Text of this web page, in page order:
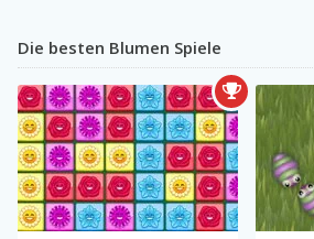
Die besten Blumen Spiele